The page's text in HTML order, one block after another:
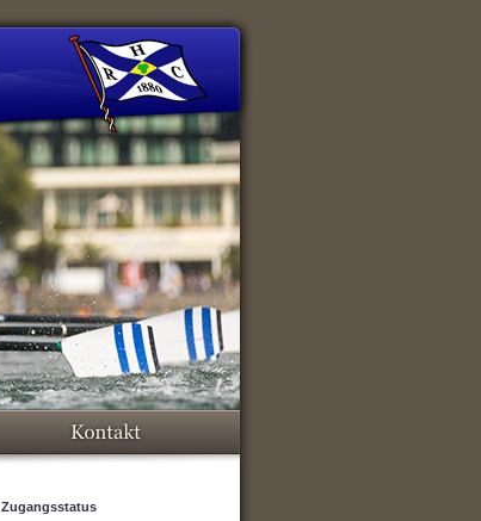
Zugangsstatus